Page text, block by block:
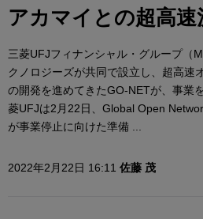
アカマイとの超高速
三菱UFJフィナンシャル・グループ（
クノロジーズが共同で設立し、超高速
の開発を進めてきたGO-NETが、事業
菱UFJは2月22日、Global Open
が事業停止に向けた準備 ...
2022年2月22日 16:11 佐藤 茂